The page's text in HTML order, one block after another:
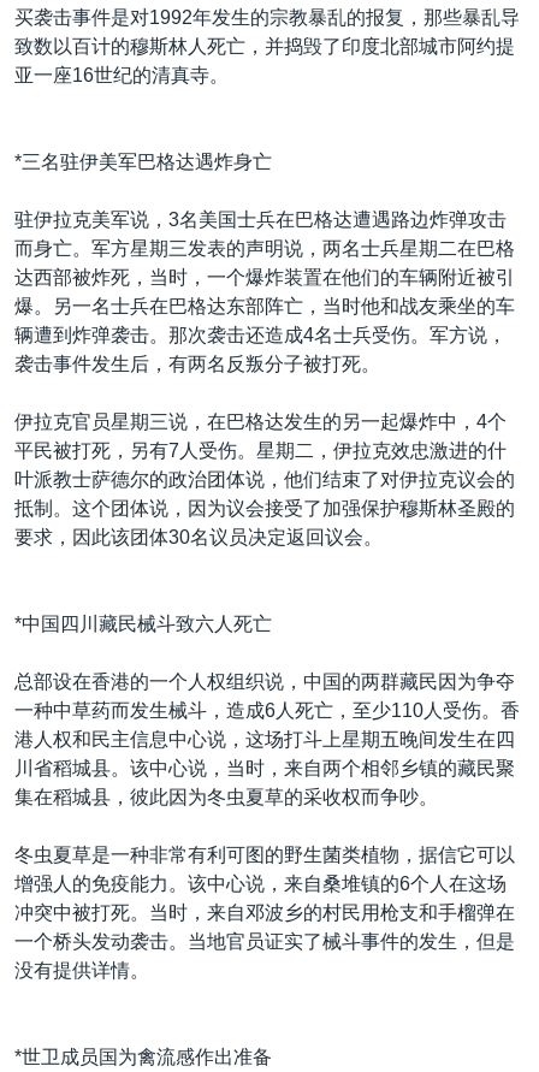
买袭击事件是对1992年发生的宗教暴乱的报复，那些暴乱导
致数以百计的穆斯林人死亡，并捣毁了印度北部城市阿约提
亚一座16世纪的清真寺。
*三名驻伊美军巴格达遇炸身亡
驻伊拉克美军说，3名美国士兵在巴格达遭遇路边炸弹攻击
而身亡。军方星期三发表的声明说，两名士兵星期二在巴格
达西部被炸死，当时，一个爆炸装置在他们的车辆附近被引
爆。另一名士兵在巴格达东部阵亡，当时他和战友乘坐的车
辆遭到炸弹袭击。那次袭击还造成4名士兵受伤。军方说，
袭击事件发生后，有两名反叛分子被打死。
伊拉克官员星期三说，在巴格达发生的另一起爆炸中，4个
平民被打死，另有7人受伤。星期二，伊拉克效忠激进的什
叶派教士萨德尔的政治团体说，他们结束了对伊拉克议会的
抵制。这个团体说，因为议会接受了加强保护穆斯林圣殿的
要求，因此该团体30名议员决定返回议会。
*中国四川藏民械斗致六人死亡
总部设在香港的一个人权组织说，中国的两群藏民因为争夺
一种中草药而发生械斗，造成6人死亡，至少110人受伤。香
港人权和民主信息中心说，这场打斗上星期五晚间发生在四
川省稻城县。该中心说，当时，来自两个相邻乡镇的藏民聚
集在稻城县，彼此因为冬虫夏草的采收权而争吵。
冬虫夏草是一种非常有利可图的野生菌类植物，据信它可以
增强人的免疫能力。该中心说，来自桑堆镇的6个人在这场
冲突中被打死。当时，来自邓波乡的村民用枪支和手榴弹在
一个桥头发动袭击。当地官员证实了械斗事件的发生，但是
没有提供详情。
*世卫成员国为禽流感作出准备